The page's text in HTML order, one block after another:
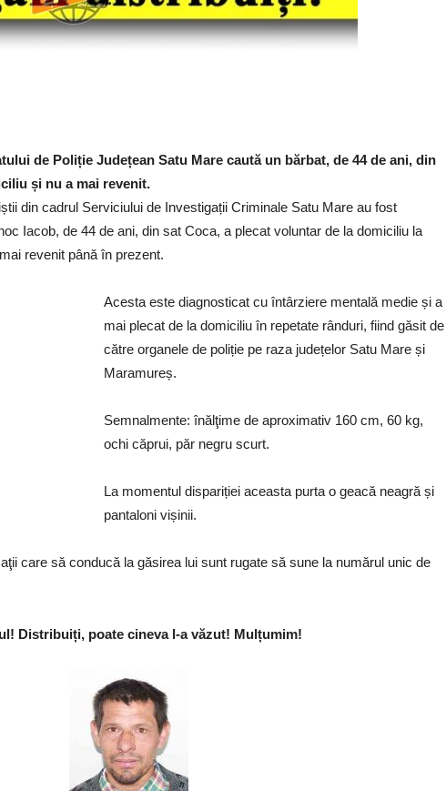
de Poliție Județean Satu Mare caută un bărbat, de 44 de ani, din
și nu a mai revenit.
din cadrul Serviciului de Investigații Criminale Satu Mare au fost
Iacob, de 44 de ani, din sat Coca, a plecat voluntar de la domiciliu la
revenit până în prezent.
Acesta este diagnosticat cu întârziere mentală medie și a
mai plecat de la domiciliu în repetate rânduri, fiind găsit de
către organele de poliție pe raza județelor Satu Mare și
Maramureș.
Semnalmente: înălţime de aproximativ 160 cm, 60 kg,
ochi căprui, păr negru scurt.
La momentul dispariției aceasta purta o geacă neagră și
pantaloni vișinii.
care să conducă la găsirea lui sunt rugate să sune la numărul unic de
Distribuiți, poate cineva l-a văzut! Mulțumim!